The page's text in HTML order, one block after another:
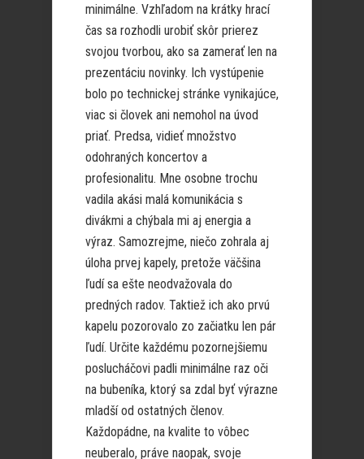
minimálne. Vzhľadom na krátky hrací
čas sa rozhodli urobiť skôr prierez
svojou tvorbou, ako sa zamerať len na
prezentáciu novinky. Ich vystúpenie
bolo po technickej stránke vynikajúce,
viac si človek ani nemohol na úvod
priať. Predsa, vidieť množstvo
odohraných koncertov a
profesionalitu. Mne osobne trochu
vadila akási malá komunikácia s
divákmi a chýbala mi aj energia a
výraz. Samozrejme, niečo zohrala aj
úloha prvej kapely, pretože väčšina
ľudí sa ešte neodvažovala do
predných radov. Taktiež ich ako prvú
kapelu pozorovalo zo začiatku len pár
ľudí. Určite každému pozornejšiemu
poslucháčovi padli minimálne raz oči
na bubeníka, ktorý sa zdal byť výrazne
mladší od ostatných členov.
Každopádne, na kvalite to vôbec
neuberalo, práve naopak, svoje